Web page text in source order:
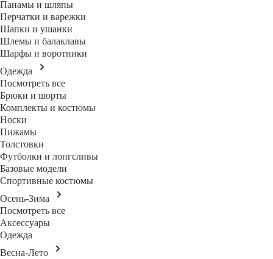
Панамы и шляпы
Перчатки и варежки
Шапки и ушанки
Шлемы и балаклавы
Шарфы и воротники
Одежда
Посмотреть все
Брюки и шорты
Комплекты и костюмы
Носки
Пижамы
Толстовки
Футболки и лонгсливы
Базовые модели
Спортивные костюмы
Осень-Зима
Посмотреть все
Аксессуары
Одежда
Весна-Лето